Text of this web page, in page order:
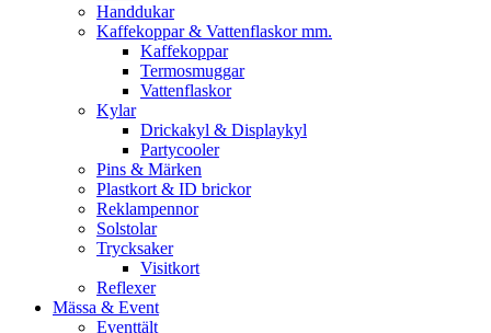
Handdukar
Kaffekoppar & Vattenflaskor mm.
Kaffekoppar
Termosmuggar
Vattenflaskor
Kylar
Drickakyl & Displaykyl
Partycooler
Pins & Märken
Plastkort & ID brickor
Reklampennor
Solstolar
Trycksaker
Visitkort
Reflexer
Mässa & Event
Eventtält